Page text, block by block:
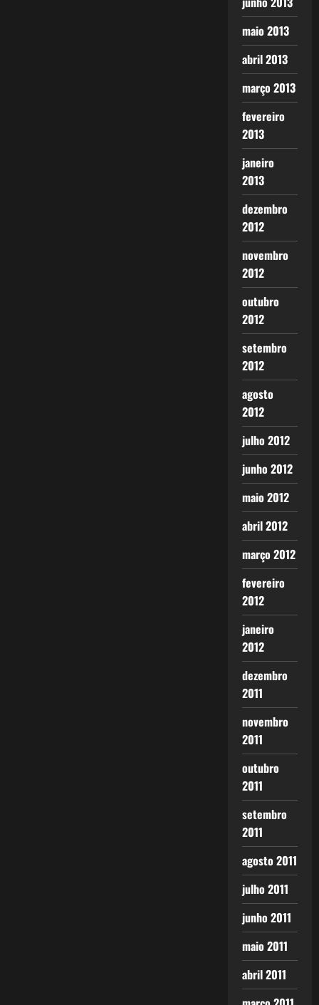
maio 2013
abril 2013
março 2013
fevereiro
2013
janeiro
2013
dezembro
2012
novembro
2012
outubro
2012
setembro
2012
agosto
2012
julho 2012
junho 2012
maio 2012
abril 2012
março 2012
fevereiro
2012
janeiro
2012
dezembro
2011
novembro
2011
outubro
2011
setembro
2011
agosto 2011
julho 2011
junho 2011
maio 2011
abril 2011